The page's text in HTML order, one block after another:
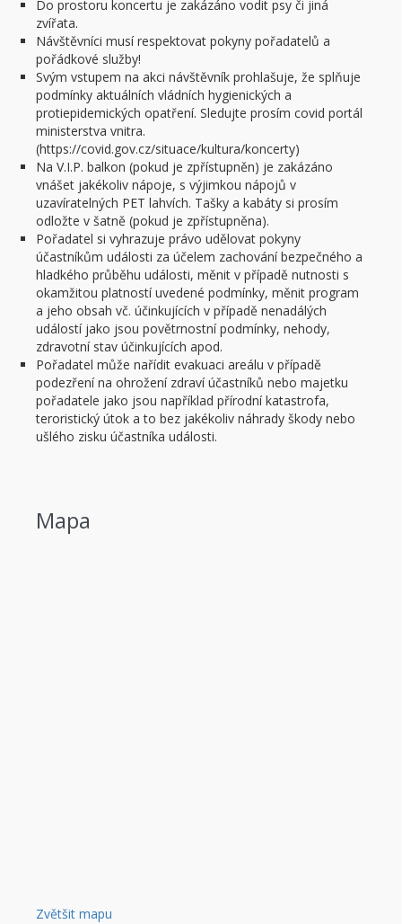
Do prostoru koncertu je zakázáno vodit psy či jiná
zvířata.
Návštěvníci musí respektovat pokyny pořadatelů a
pořádkové služby!
Svým vstupem na akci návštěvník prohlašuje, že splňuje
podmínky aktuálních vládních hygienických a
protiepidemických opatření. Sledujte prosím covid portál
ministerstva vnitra.
(https://covid.gov.cz/situace/kultura/koncerty)
Na V.I.P. balkon (pokud je zpřístupněn) je zakázáno
vnášet jakékoliv nápoje, s výjimkou nápojů v
uzavíratelných PET lahvích. Tašky a kabáty si prosím
odložte v šatně (pokud je zpřístupněna).
Pořadatel si vyhrazuje právo udělovat pokyny
účastníkům události za účelem zachování bezpečného a
hladkého průběhu události, měnit v případě nutnosti s
okamžitou platností uvedené podmínky, měnit program
a jeho obsah vč. účinkujících v případě nenadálých
událostí jako jsou povětrnostní podmínky, nehody,
zdravotní stav účinkujících apod.
Pořadatel může nařídit evakuaci areálu v případě
podezření na ohrožení zdraví účastníků nebo majetku
pořadatele jako jsou například přírodní katastrofa,
teroristický útok a to bez jakékoliv náhrady škody nebo
ušlého zisku účastníka události.
Mapa
Zvětšit mapu